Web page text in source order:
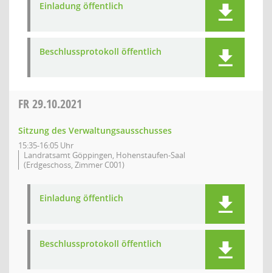
Einladung öffentlich
Beschlussprotokoll öffentlich
FR29.10.2021
Sitzung des Verwaltungsausschusses
15:35-16:05 Uhr
Landratsamt Göppingen, Hohenstaufen-Saal
(Erdgeschoss, Zimmer C001)
Einladung öffentlich
Beschlussprotokoll öffentlich